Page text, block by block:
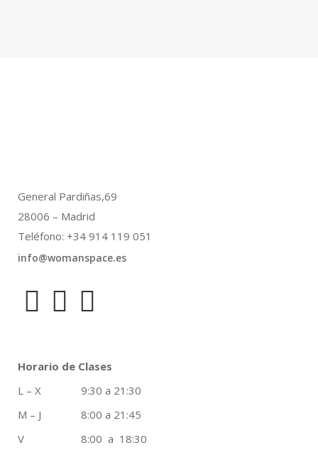
General Pardiñas,69
28006 – Madrid
Teléfono: +34 914 119 051
info@womanspace.es
Horario de Clases
L – X 9:30 a 21:30
M – J 8:00 a 21:45
V 8:00 a 18:30